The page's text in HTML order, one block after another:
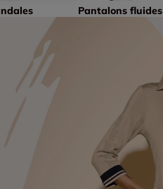
Pantalons fluides